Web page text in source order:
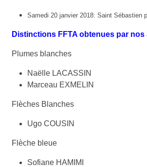
Samedi 20 janvier 2018: Saint Sébastien
Distinctions FFTA obtenues par
Plumes blanches
Naëlle LACASSIN
Marceau EXMELIN
Flèches Blanches
Ugo COUSIN
Flèche bleue
Sofiane HAMIMI